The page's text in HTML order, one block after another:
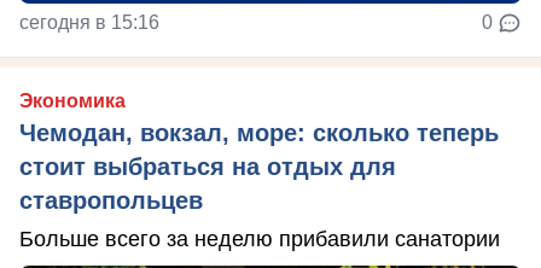
сегодня в 15:16 0
Экономика
Чемодан, вокзал, море: сколько теперь
стоит выбраться на отдых для
ставропольцев
Больше всего за неделю прибавили санатории